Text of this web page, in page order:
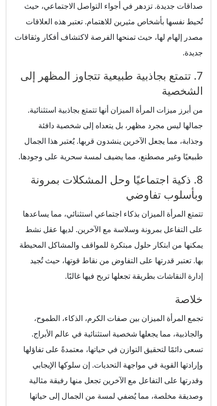
صداقات جديدة. تزدهر في أجواء التواصل الاجتماعي، حيث
تُحيط نفسها بأشخاص مثيرين للاهتمام. تعتبر هذه العلاقات
مصدر إلهام لها، حيث تمنحها الفرصة لاكتشاف أفكار وثقافات
جديدة.
7. تتمتع بجاذبية طبيعية تتجاوز المظهر إلى
الشخصية
من أبرز ميزات المرأة الميزان أنها تتمتع بجاذبية استثنائية.
جمالها ليس مجرد مظهر، بل يتعداه إلى شخصية دافئة
وجذابة، مما يجعل الآخرين ينشدون قربها. يُعتبر هذا الجمال
طبيعيًا وغير مصطنع، مما يضيف لمسة سحرية على وجودها.
8. ذكية اجتماعيًا وحل المشكلات بمرونة
وبأسلوب تفاوضي
تتمتع المرأة الميزان بذكاء اجتماعي استثنائي، مما يساعدها
على التفاعل بمرونة وسلاسة مع الآخرين. لديها عقل نشط
يمكنها من ابتكار حلول مبتكرة للمواقف والمشاكل المحيطة
بها. تعتبر قدرتها على التفاوض من نقاط قوتها، حيث تُجيد
إدارة النقاشات بطريقة تجعلها تربح فيها غالبًا.
خلاصة
تجمع المرأة الميزان بين صفات الكرم، الذكاء، الطموح،
والجاذبية، مما يجعلها شخصية استثنائية في عالم الأبراج.
تسعى دائمًا لتحقيق التوازن في حياتها، معتمدةً على تفاؤلها
وإرادتها القوية في مواجهة التحديات. إن سلوكها الإيجابي
وقدرتها على التفاعل مع الآخرين تجعل منها رفيقة مثالية
وصديقة مخلصة، مما يُضفي لمسة من الجمال إلى حياتها